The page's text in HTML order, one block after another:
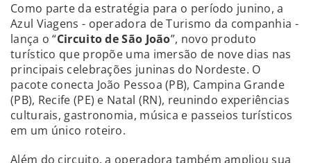
Como parte da estratégia para o período junino, a
Azul Viagens - operadora de Turismo da companhia -
lança o “Circuito de São João”, novo produto
turístico que propõe uma imersão de nove dias nas
principais celebrações juninas do Nordeste. O
pacote conecta João Pessoa (PB), Campina Grande
(PB), Recife (PE) e Natal (RN), reunindo experiências
culturais, gastronomia, música e passeios turísticos
em um único roteiro.
Além do circuito, a operadora também ampliou sua